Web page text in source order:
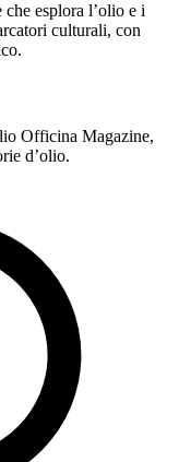
esplora l’olio e i
culturali, con
Officina Magazine,
d’olio.